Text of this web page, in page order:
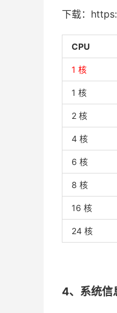
下载：
CPU
1 核
1 核
2 核
4 核
6 核
8 核
16 核
24 核
4、系统信